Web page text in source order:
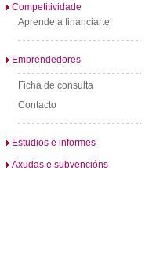
Competitividade
Aprende a financiarte
Emprendedores
Ficha de consulta
Contacto
Estudios e informes
Axudas e subvencións